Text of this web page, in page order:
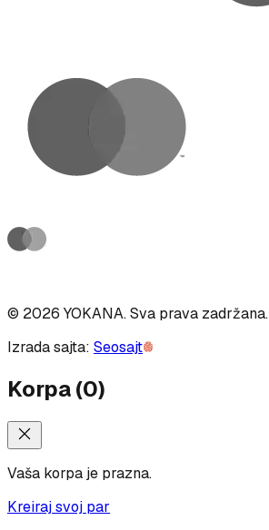
© 2026 YOKANA.Sva prava zadržana.
Izrada sajta: Seosajt
Korpa(0)
Vaša korpa je prazna.
Kreiraj svoj par